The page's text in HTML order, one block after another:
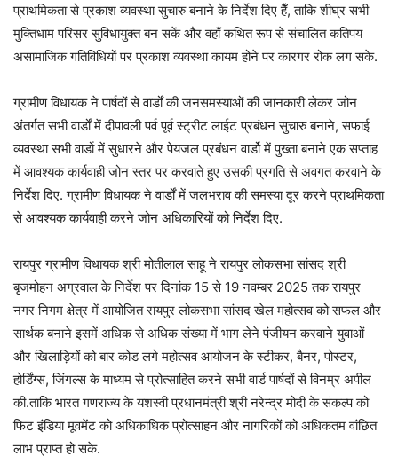
प्राथमिकता से प्रकाश व्यवस्था सुचारु बनाने के निर्देश दिए हैँ, ताकि शीघ्र सभी
मुक्तिधाम परिसर सुविधायुक्त बन सकें और वहाँ कथित रूप से संचालित कतिपय
असामाजिक गतिविधियों पर प्रकाश व्यवस्था कायम होने पर कारगर रोक लग सके.
ग्रामीण विधायक ने पार्षदों से वार्डों की जनसमस्याओं की जानकारी लेकर जोन
अंतर्गत सभी वार्डों में दीपावली पर्व पूर्व स्ट्रीट लाईट प्रबंधन सुचारु बनाने, सफाई
व्यवस्था सभी वार्डो में सुधारने और पेयजल प्रबंधन वार्डो में पुख्ता बनाने एक सप्ताह
में आवश्यक कार्यवाही जोन स्तर पर करवाते हुए उसकी प्रगति से अवगत करवाने के
निर्देश दिए. ग्रामीण विधायक ने वार्डों में जलभराव की समस्या दूर करने प्राथमिकता
से आवश्यक कार्यवाही करने जोन अधिकारियों को निर्देश दिए.
रायपुर ग्रामीण विधायक श्री मोतीलाल साहू ने रायपुर लोकसभा सांसद श्री
बृजमोहन अग्रवाल के निर्देश पर दिनांक 15 से 19 नवम्बर 2025 तक रायपुर
नगर निगम क्षेत्र में आयोजित रायपुर लोकसभा सांसद खेल महोत्सव को सफल और
सार्थक बनाने इसमें अधिक से अधिक संख्या में भाग लेने पंजीयन करवाने युवाओं
और खिलाड़ियों को बार कोड लगे महोत्सव आयोजन के स्टीकर, बैनर, पोस्टर,
होर्डिंग्स, जिंगल्स के माध्यम से प्रोत्साहित करने सभी वार्ड पार्षदों से विनम्र अपील
की.ताकि भारत गणराज्य के यशस्वी प्रधानमंत्री श्री नरेन्द्र मोदी के संकल्प को
फिट इंडिया मूवमेंट को अधिकाधिक प्रोत्साहन और नागरिकों को अधिकतम वांछित
लाभ प्राप्त हो सके.